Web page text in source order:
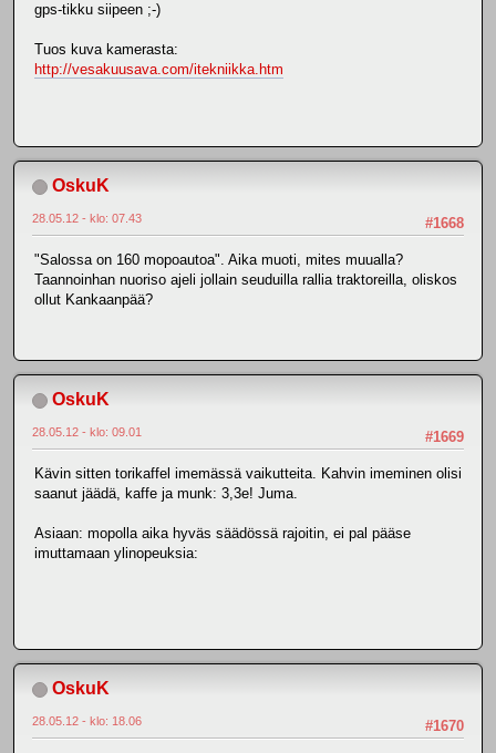
gps-tikku siipeen ;-)
Tuos kuva kamerasta:
http://vesakuusava.com/itekniikka.htm
OskuK
#1668
28.05.12 - klo: 07.43
"Salossa on 160 mopoautoa". Aika muoti, mites muualla?
Taannoinhan nuoriso ajeli jollain seuduilla rallia traktoreilla, oliskos
ollut Kankaanpää?
OskuK
#1669
28.05.12 - klo: 09.01
Kävin sitten torikaffel imemässä vaikutteita. Kahvin imeminen olisi
saanut jäädä, kaffe ja munk: 3,3e! Juma.
Asiaan: mopolla aika hyväs säädössä rajoitin, ei pal pääse
imuttamaan ylinopeuksia:
OskuK
#1670
28.05.12 - klo: 18.06